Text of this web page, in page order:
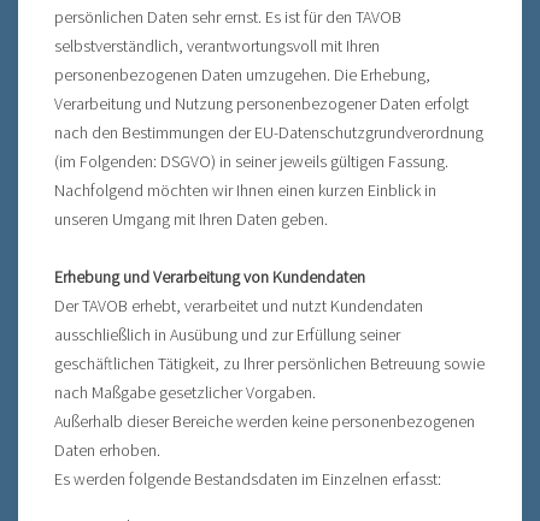
persönlichen Daten sehr ernst. Es ist für den TAVOB
selbstverständlich, verantwortungsvoll mit Ihren
personenbezogenen Daten umzugehen. Die Erhebung,
Verarbeitung und Nutzung personenbezogener Daten erfolgt
nach den Bestimmungen der EU-Datenschutzgrundverordnung
(im Folgenden: DSGVO) in seiner jeweils gültigen Fassung.
Nachfolgend möchten wir Ihnen einen kurzen Einblick in
unseren Umgang mit Ihren Daten geben.
Erhebung und Verarbeitung von Kundendaten
Der TAVOB erhebt, verarbeitet und nutzt Kundendaten
ausschließlich in Ausübung und zur Erfüllung seiner
geschäftlichen Tätigkeit, zu Ihrer persönlichen Betreuung sowie
nach Maßgabe gesetzlicher Vorgaben.
Außerhalb dieser Bereiche werden keine personenbezogenen
Daten erhoben.
Es werden folgende Bestandsdaten im Einzelnen erfasst: